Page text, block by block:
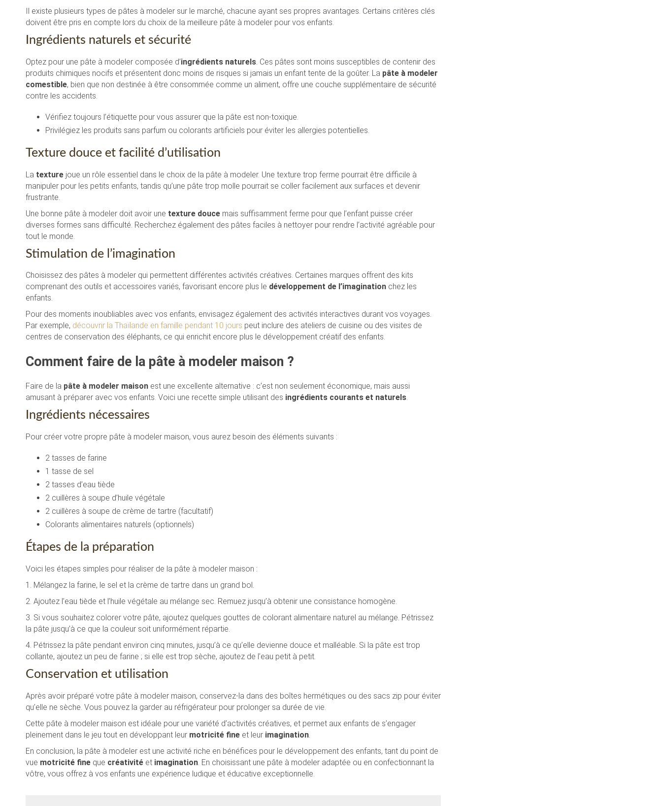
Il existe plusieurs types de pâtes à modeler sur le marché, chacune ayant ses propres avantages. Certains critères clés
doivent être pris en compte lors du choix de la meilleure pâte à modeler pour vos enfants.
Ingrédients naturels et sécurité
Optez pour une pâte à modeler composée d’ingrédients naturels . Ces pâtes sont moins susceptibles de contenir des
produits chimiques nocifs et présentent donc moins de risques si jamais un enfant tente de la goûter. La pâte à modeler
comestible, bien que non destinée à être consommée comme un aliment, offre une couche supplémentaire de sécurité
contre les accidents.
Vérifiez toujours l’étiquette pour vous assurer que la pâte est non-toxique.
Privilégiez les produits sans parfum ou colorants artificiels pour éviter les allergies potentielles.
Texture douce et facilité d’utilisation
La texture joue un rôle essentiel dans le choix de la pâte à modeler. Une texture trop ferme pourrait être difficile à
manipuler pour les petits enfants, tandis qu’une pâte trop molle pourrait se coller facilement aux surfaces et devenir
frustrante.
Une bonne pâte à modeler doit avoir une texture douce mais suffisamment ferme pour que l’enfant puisse créer
diverses formes sans difficulté. Recherchez également des pâtes faciles à nettoyer pour rendre l’activité agréable pour
tout le monde.
Stimulation de l’imagination
Choisissez des pâtes à modeler qui permettent différentes activités créatives. Certaines marques offrent des kits
comprenant des outils et accessoires variés, favorisant encore plus le développement de l’imagination chez les
enfants.
Pour des moments inoubliables avec vos enfants, envisagez également des activités interactives durant vos voyages.
Par exemple, découvrir la Thaïlande en famille pendant 10 jours peut inclure des ateliers de cuisine ou des visites de
centres de conservation des éléphants, ce qui enrichit encore plus le développement créatif des enfants.
Comment faire de la pâte à modeler maison ?
Faire de la pâte à modeler maison est une excellente alternative : c’est non seulement économique, mais aussi
amusant à préparer avec vos enfants. Voici une recette simple utilisant des ingrédients courants et naturels.
Ingrédients nécessaires
Pour créer votre propre pâte à modeler maison, vous aurez besoin des éléments suivants :
2 tasses de farine
1 tasse de sel
2 tasses d’eau tiède
2 cuillères à soupe d’huile végétale
2 cuillères à soupe de crème de tartre (facultatif)
Colorants alimentaires naturels (optionnels)
Étapes de la préparation
Voici les étapes simples pour réaliser de la pâte à modeler maison :
1. Mélangez la farine, le sel et la crème de tartre dans un grand bol.
2. Ajoutez l’eau tiède et l’huile végétale au mélange sec. Remuez jusqu’à obtenir une consistance homogène.
3. Si vous souhaitez colorer votre pâte, ajoutez quelques gouttes de colorant alimentaire naturel au mélange. Pétrissez
la pâte jusqu’à ce que la couleur soit uniformément répartie.
4. Pétrissez la pâte pendant environ cinq minutes, jusqu’à ce qu’elle devienne douce et malléable. Si la pâte est trop
collante, ajoutez un peu de farine ; si elle est trop sèche, ajoutez de l’eau petit à petit.
Conservation et utilisation
Après avoir préparé votre pâte à modeler maison, conservez-la dans des boîtes hermétiques ou des sacs zip pour éviter
qu’elle ne sèche. Vous pouvez la garder au réfrigérateur pour prolonger sa durée de vie.
Cette pâte à modeler maison est idéale pour une variété d’activités créatives, et permet aux enfants de s’engager
pleinement dans le jeu tout en développant leur motricité fine et leur imagination
En conclusion, la pâte à modeler est une activité riche en bénéfices pour le développement des enfants, tant du point de
vue motricité fine que créativité et imagination . En choisissant une pâte à modeler adaptée ou en confectionnant la
vôtre, vous offrez à vos enfants une expérience ludique et éducative exceptionnelle.